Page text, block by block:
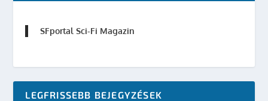
SFportal Sci-Fi Magazin
LEGFRISSEBB BEJEGYZÉSEK